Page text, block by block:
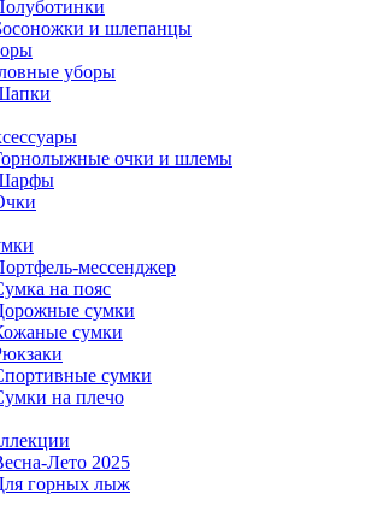
и шлепанцы
уборы
очки и шлемы
мессенджер
на пояс
сумки
сумки
сумки
на плечо
Лето 2025
горных лыж